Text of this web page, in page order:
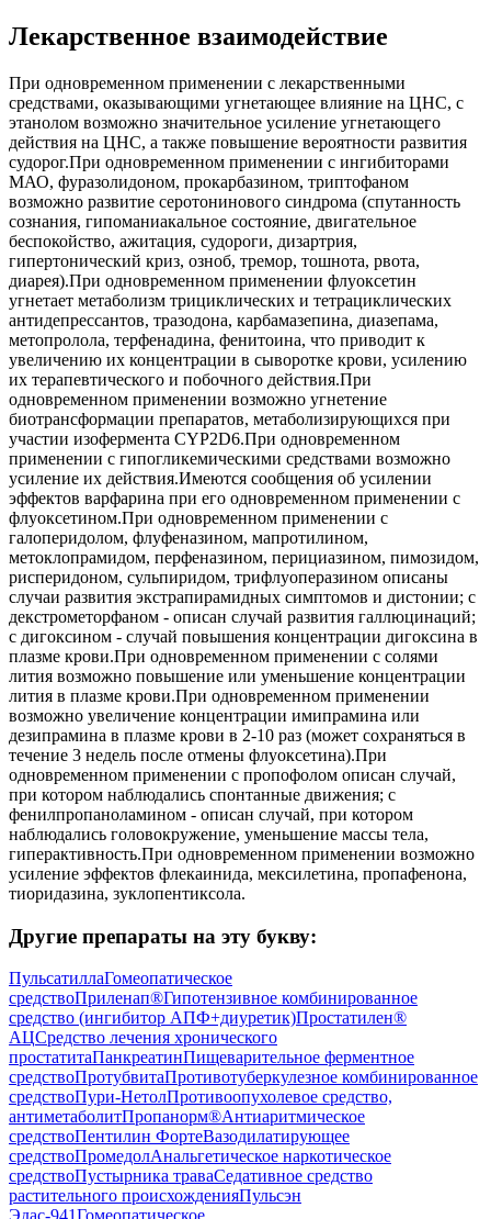
Лекарственное взаимодействие
При одновременном применении с лекарственными
средствами, оказывающими угнетающее влияние на ЦНС, с
этанолом возможно значительное усиление угнетающего
действия на ЦНС, а также повышение вероятности развития
судорог.При одновременном применении с ингибиторами
МАО, фуразолидоном, прокарбазином, триптофаном
возможно развитие серотонинового синдрома (спутанность
сознания, гипоманиакальное состояние, двигательное
беспокойство, ажитация, судороги, дизартрия,
гипертонический криз, озноб, тремор, тошнота, рвота,
диарея).При одновременном применении флуоксетин
угнетает метаболизм трициклических и тетрациклических
антидепрессантов, тразодона, карбамазепина, диазепама,
метопролола, терфенадина, фенитоина, что приводит к
увеличению их концентрации в сыворотке крови, усилению
их терапевтического и побочного действия.При
одновременном применении возможно угнетение
биотрансформации препаратов, метаболизирующихся при
участии изофермента CYP2D6.При одновременном
применении с гипогликемическими средствами возможно
усиление их действия.Имеются сообщения об усилении
эффектов варфарина при его одновременном применении с
флуоксетином.При одновременном применении с
галоперидолом, флуфеназином, мапротилином,
метоклопрамидом, перфеназином, перициазином, пимозидом,
рисперидоном, сульпиридом, трифлуоперазином описаны
случаи развития экстрапирамидных симптомов и дистонии; с
декстрометорфаном - описан случай развития галлюцинаций;
с дигоксином - случай повышения концентрации дигоксина в
плазме крови.При одновременном применении с солями
лития возможно повышение или уменьшение концентрации
лития в плазме крови.При одновременном применении
возможно увеличение концентрации имипрамина или
дезипрамина в плазме крови в 2-10 раз (может сохраняться в
течение 3 недель после отмены флуоксетина).При
одновременном применении с пропофолом описан случай,
при котором наблюдались спонтанные движения; с
фенилпропаноламином - описан случай, при котором
наблюдались головокружение, уменьшение массы тела,
гиперактивность.При одновременном применении возможно
усиление эффектов флекаинида, мексилетина, пропафенона,
тиоридазина, зуклопентиксола.
Другие препараты на эту букву:
ПульсатиллаГомеопатическое
средствоПриленап®Гипотензивное комбинированное
средство (ингибитор АПФ+диуретик)Простатилен®
АЦСредство лечения хронического
простатитаПанкреатинПищеварительное ферментное
средствоПротубвитаПротивотуберкулезное комбинированное
средствоПури-НетолПротивоопухолевое средство,
антиметаболитПропанорм®Антиаритмическое
средствоПентилин ФортеВазодилатирующее
средствоПромедолАнальгетическое наркотическое
средствоПустырника траваСедативное средство
растительного происхожденияПульсэн